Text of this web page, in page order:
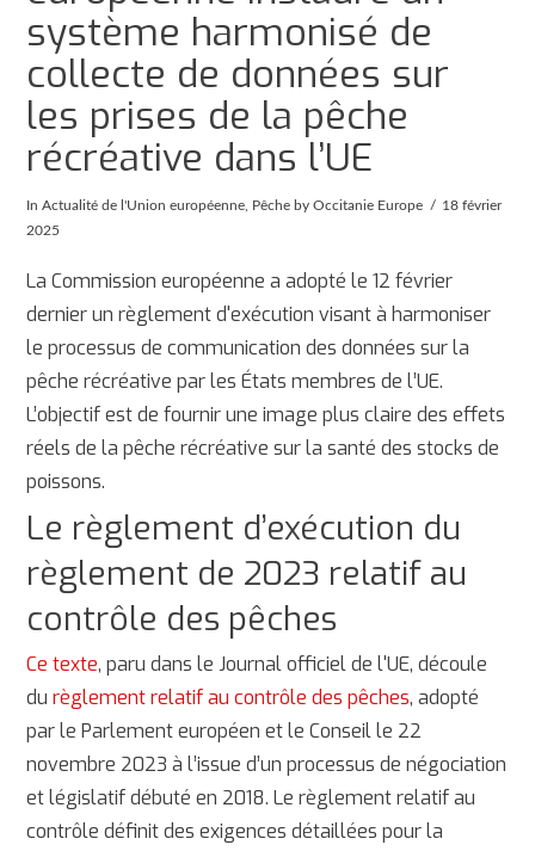
système harmonisé de
collecte de données sur
les prises de la pêche
récréative dans l’UE
InActualité de l'Union européenne Pêche by Occitanie Europe
18 février
2025
La Commission européenne a adopté le 12 février
dernier un règlement d'exécution visant à harmoniser
le processus de communication des données sur la
pêche récréative par les États membres de l’UE.
L’objectif est de fournir une image plus claire des effets
réels de la pêche récréative sur la santé des stocks de
poissons.
Le règlement d’exécution du
règlement de 2023 relatif au
contrôle des pêches
Ce texte, paru dans le Journal officiel de l'UE, découle
durèglement relatif au contrôle des pêches, adopté
par le Parlement européen et le Conseil le 22
novembre 2023 à l’issue d’un processus de négociation
et législatif débuté en 2018. Le règlement relatif au
contrôle définit des exigences détaillées pour la